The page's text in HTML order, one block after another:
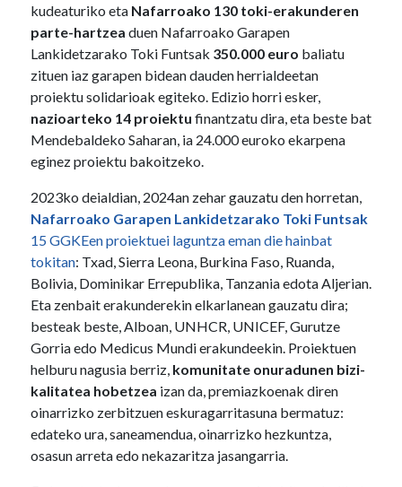
kudeaturiko eta Nafarroako 130 toki-erakunderen
parte-hartzea duen Nafarroako Garapen
Lankidetzarako Toki Funtsak 350.000 euro baliatu
zituen iaz garapen bidean dauden herrialdeetan
proiektu solidarioak egiteko. Edizio horri esker,
nazioarteko 14 proiektu finantzatu dira, eta beste bat
Mendebaldeko Saharan, ia 24.000 euroko ekarpena
eginez proiektu bakoitzeko.
2023ko deialdian, 2024an zehar gauzatu den horretan,
Nafarroako Garapen Lankidetzarako Toki Funtsak
15 GGKEen proiektuei laguntza eman die hainbat
tokitan: Txad, Sierra Leona, Burkina Faso, Ruanda,
Bolivia, Dominikar Errepublika, Tanzania edota Aljerian.
Eta zenbait erakunderekin elkarlanean gauzatu dira;
besteak beste, Alboan, UNHCR, UNICEF, Gurutze
Gorria edo Medicus Mundi erakundeekin. Proiektuen
helburu nagusia berriz, komunitate onuradunen bizi-
kalitatea hobetzea izan da, premiazkoenak diren
oinarrizko zerbitzuen eskuragarritasuna bermatuz:
edateko ura, saneamendua, oinarrizko hezkuntza,
osasun arreta edo nekazaritza jasangarria.